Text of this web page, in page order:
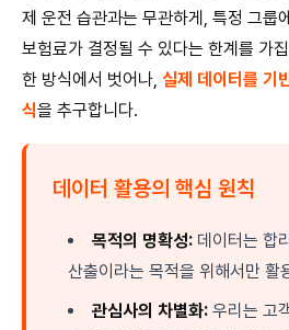
제 운전 습관과는 무관하게, 특정 그룹
보험료가 결정될 수 있다는 한계를 가
한 방식에서 벗어나, 실제 데이터를 기
식을 추구합니다.
데이터 활용의 핵심 원칙
목적의 명확성: 데이터는 합
산출이라는 목적을 위해서만 활
관심사의 차별화: 우리는 고